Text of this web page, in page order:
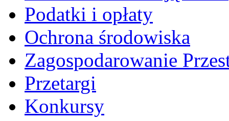
Podatki i opłaty
Ochrona środowiska
Zagospodarowanie
Przetargi
Konkursy